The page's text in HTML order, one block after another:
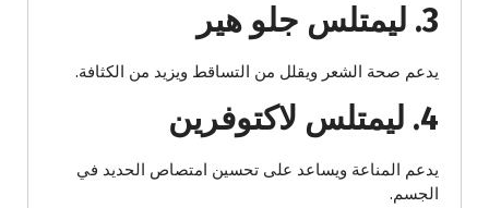
3. ليمتلس جلو هير
يدعم صحة الشعر ويقلل من التساقط ويزيد من الكثافة.
4. ليمتلس لاكتوفرين
يدعم المناعة ويساعد على تحسين امتصاص الحديد في
الجسم.